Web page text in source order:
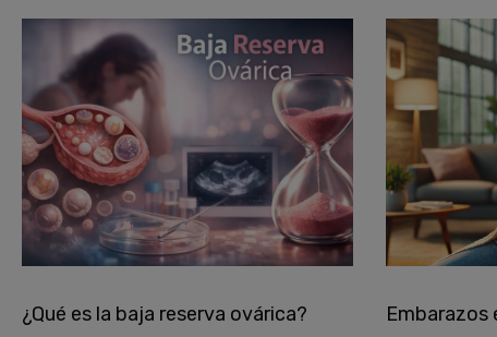
¿Qué es la baja reserva ovárica?
Embarazos